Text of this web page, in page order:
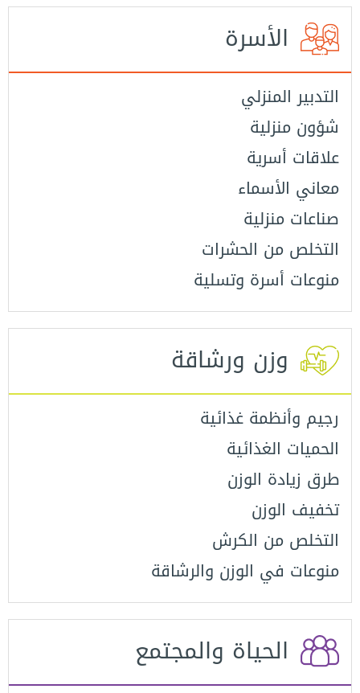
الأسرة
التدبير المنزلي
شؤون منزلية
علاقات أسرية
معاني الأسماء
صناعات منزلية
التخلص من الحشرات
منوعات أسرة وتسلية
وزن ورشاقة
رجيم وأنظمة غذائية
الحميات الغذائية
طرق زيادة الوزن
تخفيف الوزن
التخلص من الكرش
منوعات في الوزن والرشاقة
الحياة والمجتمع